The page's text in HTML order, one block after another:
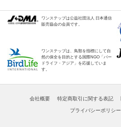
ワンステップは公益社団法人 日本通信
販売協会の会員です。
ワンステップは、鳥類を指標にして自
然の保全を目的とする国際NGO「バー
ドライフ・アジア」を応援していま
す。
会社概要 特定商取引に関する表記
プライバシーポリシー